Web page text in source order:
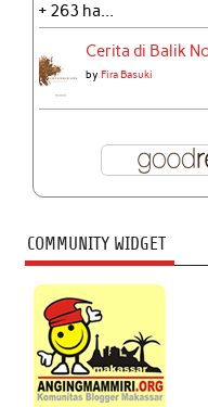
+ 263 ha...
Cerita di Balik
byFira Basuki
COMMUNITY WIDGET